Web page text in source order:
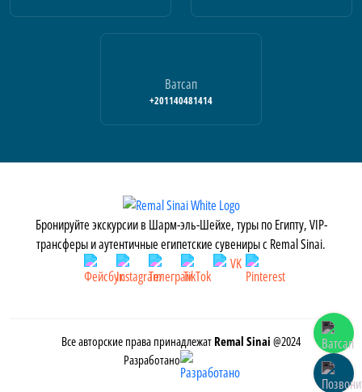
Ватсап
+201140481414
Бронируйте экскурсии в Шарм-эль-Шейхе, туры по Египту, VIP-
трансферы и аутентичные египетские сувениры с Remal Sinai.
Все авторские права принадлежат Remal Sinai @2024
Разработано